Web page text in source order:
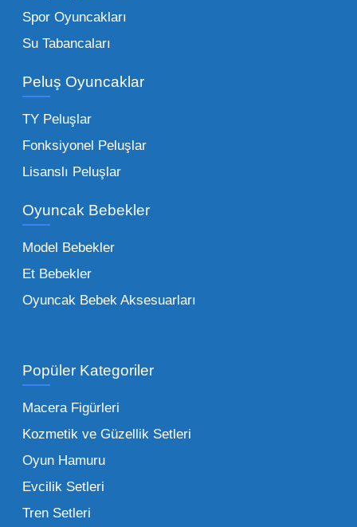
Bu kategorideki küçük oyuncaklar toptan
alımlarda çok düşük maliyetlerle yüksek
adetli stok yapmanıza olanak tanır. Özellikle
sürpriz paketler ve figürler, çocukların
harçlıklarıyla kolayca alabildiği ürünlerdir.
Çocuk Oyuncakları Toptan Seçenekleri:
Bebeklik döneminden ergenliğe kadar geniş
toptan tedariği yaparken, piyasadaki en son
figürlerden geleneksel oyun setlerine kadar
her şeyi portföyümüzde bulabilirsiniz.
İşletmeler için toptan oyuncak satış ve alımı
şüphesiz ki birim maliyetin düşmesidir.
Oyuncak toptan kanalına geçildiğinde,
perakende satış fiyatı ile alış fiyatı arasındaki
makas açılır ve bu da ciddi kâr marjları elde
edilmesini sağlar. Toplu alımlarda uygulanan
Spor Oyuncakları
Su Tabancaları
Peluş Oyuncaklar
TY Peluşlar
Fonksiyonel Peluşlar
Lisanslı Peluşlar
Oyuncak Bebekler
Model Bebekler
Et Bebekler
Oyuncak Bebek Aksesuarları
Popüler Kategoriler
Macera Figürleri
Kozmetik ve Güzellik Setleri
Oyun Hamuru
Evcilik Setleri
Tren Setleri